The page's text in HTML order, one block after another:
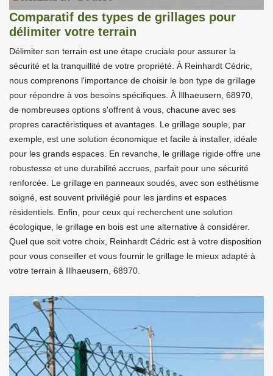
Comparatif des types de grillages pour
délimiter votre terrain
Délimiter son terrain est une étape cruciale pour assurer la
sécurité et la tranquillité de votre propriété. À Reinhardt Cédric,
nous comprenons l'importance de choisir le bon type de grillage
pour répondre à vos besoins spécifiques. À Illhaeusern, 68970,
de nombreuses options s'offrent à vous, chacune avec ses
propres caractéristiques et avantages. Le grillage souple, par
exemple, est une solution économique et facile à installer, idéale
pour les grands espaces. En revanche, le grillage rigide offre une
robustesse et une durabilité accrues, parfait pour une sécurité
renforcée. Le grillage en panneaux soudés, avec son esthétisme
soigné, est souvent privilégié pour les jardins et espaces
résidentiels. Enfin, pour ceux qui recherchent une solution
écologique, le grillage en bois est une alternative à considérer.
Quel que soit votre choix, Reinhardt Cédric est à votre disposition
pour vous conseiller et vous fournir le grillage le mieux adapté à
votre terrain à Illhaeusern, 68970.